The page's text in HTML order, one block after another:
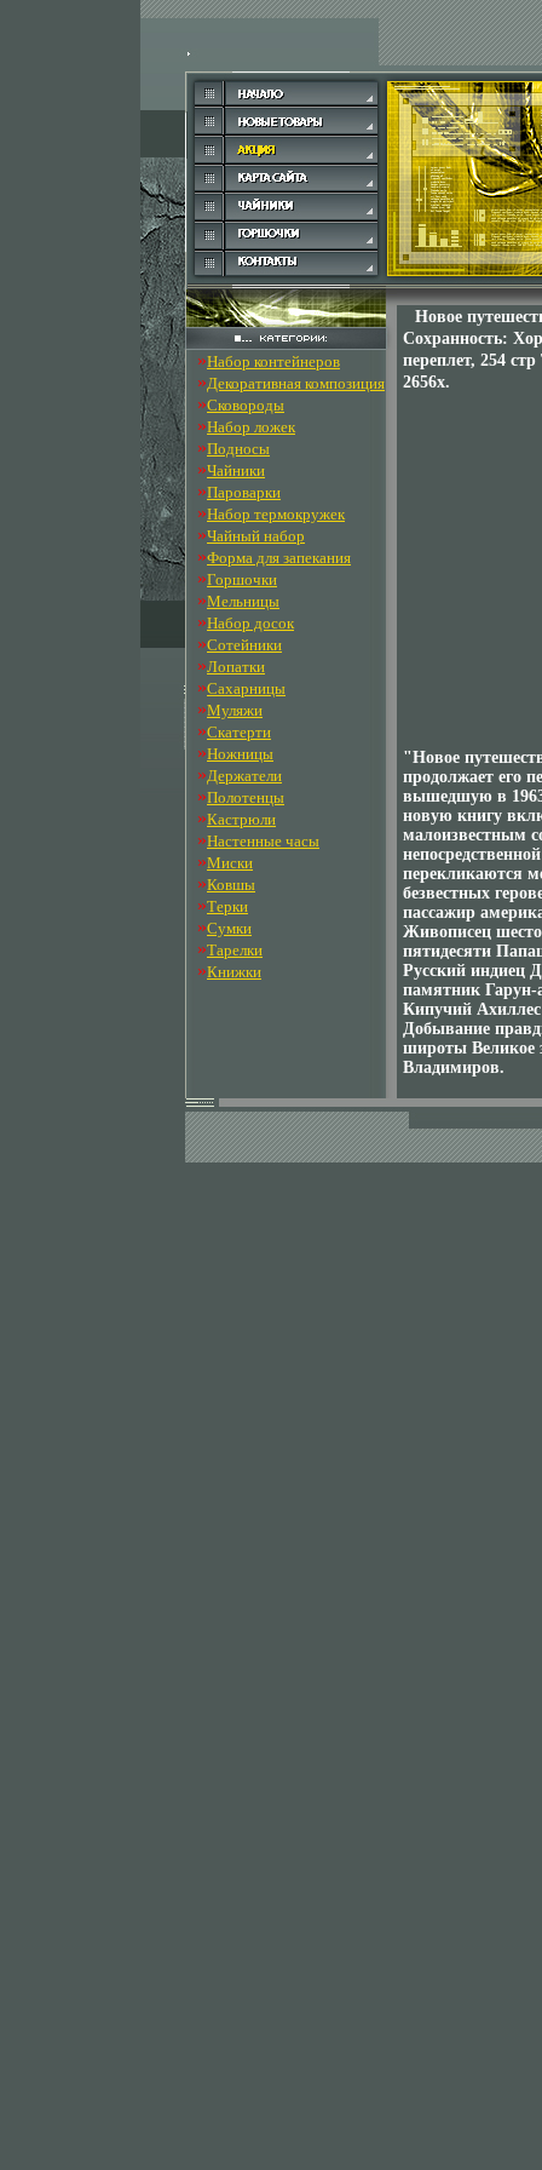
»Набор контейнеров
»Декоративная композиция
»Сковороды
»Набор ложек
»Подносы
»Чайники
»Пароварки
»Набор термокружек
»Чайный набор
»Форма для запекания
»Горшочки
»Мельницы
»Набор досок
»Сотейники
»Лопатки
»Сахарницы
»Муляжи
»Скатерти
»Ножницы
»Держатели
»Полотенцы
»Кастрюли
»Настенные часы
»Миски
»Ковшы
»Терки
»Сумки
»Тарелки
»Книжки
Новое
Сохранность:
переплет, 254
2656x.
"Новое
продолжает его
вышедшую в 1963
новую книгу
малоизвестным
перекликаются
безвестных
пассажир
Живописец
пятидесяти
Русский индиец
памятник Гарун-
Кипучий
Добывание
широты Великое
Владимиров.